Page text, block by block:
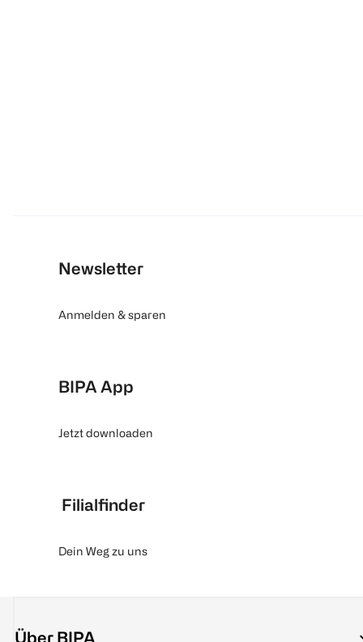
Newsletter
Anmelden & sparen
BIPA App
Jetzt downloaden
Filialfinder
Dein Weg zu uns
Über BIPA